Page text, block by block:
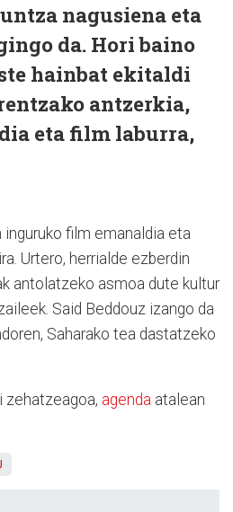
nagusiena eta
da. Hori baino
hainbat ekitaldi
antzerkia,
eta film laburra,
film emanaldia eta
Urtero, herrialde ezberdin
antolatzeko asmoa dute kultur
Said Beddouz izango da
Saharako tea dastatzeko
zehatzeagoa, agenda atalean